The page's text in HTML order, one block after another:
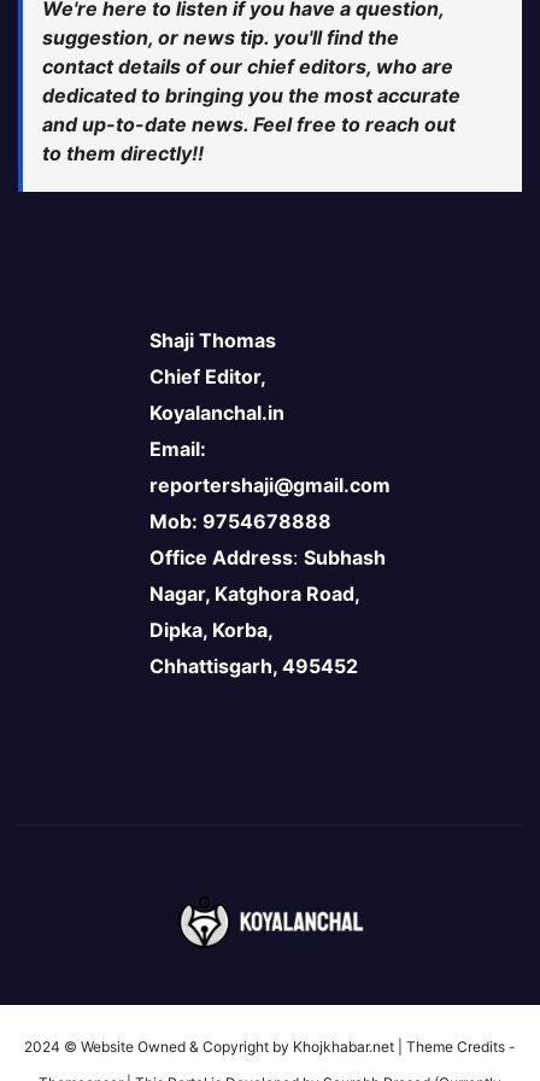
We're here to listen if you have a question,
suggestion, or news tip. you'll find the
contact details of our chief editors, who are
dedicated to bringing you the most accurate
and up-to-date news. Feel free to reach out
to them directly!!
Shaji Thomas
Chief Editor,
Koyalanchal.in
Email:
reportershaji@gmail.com
Mob: 9754678888
Office Address: Subhash
Nagar, Katghora Road,
Dipka, Korba,
Chhattisgarh, 495452